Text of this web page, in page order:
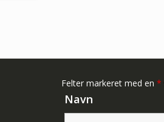
Felter markeret med en *
Navn